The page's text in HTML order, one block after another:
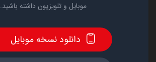
موبایل و تلویزیون داشته باشید.
دانلود نسخه موبایل